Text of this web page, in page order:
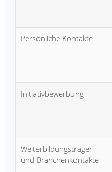
Persönliche Kontakte
Initiativbewerbung
Weiterbildungsträger
und Branchenkontakte